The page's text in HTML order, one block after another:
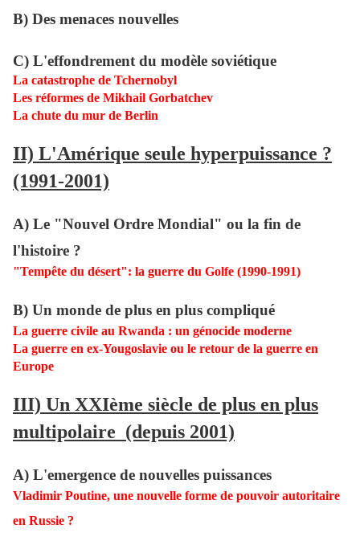
B) Des menaces nouvelles
C) L'effondrement du modèle soviétique
La catastrophe de Tchernobyl
Les réformes de Mikhail Gorbatchev
La chute du mur de Berlin
II) L'Amérique seule hyperpuissance ?
(1991-2001)
A) Le "Nouvel Ordre Mondial" ou la fin de
l'histoire ?
"Tempête du désert": la guerre du Golfe (1990-1991)
B) Un monde de plus en plus compliqué
La guerre civile au Rwanda : un génocide moderne
La guerre en ex-Yougoslavie ou le retour de la guerre en
Europe
III) Un XXIème siècle de plus en plus
multipolaire (depuis 2001)
A) L'emergence de nouvelles puissances
Vladimir Poutine, une nouvelle forme de pouvoir autoritaire
en Russie ?